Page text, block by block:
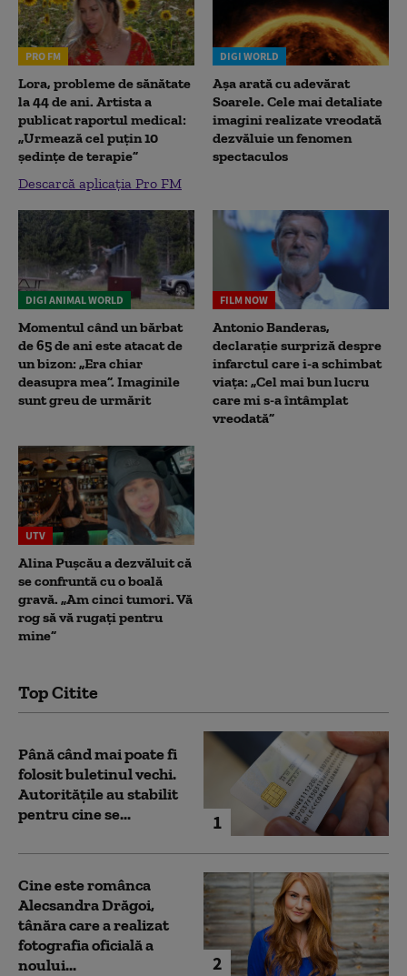
PRO FM
Lora, probleme de sănătate
la 44 de ani. Artista a
publicat raportul medical:
„Urmează cel puțin 10
ședințe de terapie”
Descarcă aplicația Pro FM
DIGI WORLD
Așa arată cu adevărat
Soarele. Cele mai detaliate
imagini realizate vreodată
dezvăluie un fenomen
spectaculos
DIGI ANIMAL WORLD
Momentul când un bărbat
de 65 de ani este atacat de
un bizon: „Era chiar
deasupra mea”. Imaginile
sunt greu de urmărit
FILM NOW
Antonio Banderas,
declarație surpriză despre
infarctul care i-a schimbat
viața: „Cel mai bun lucru
care mi s-a întâmplat
vreodată”
UTV
Alina Pușcău a dezvăluit că
se confruntă cu o boală
gravă. „Am cinci tumori. Vă
rog să vă rugați pentru
mine”
Top Citite
1
Până când mai poate fi
folosit buletinul vechi.
Autoritățile au stabilit
pentru cine se...
2
Cine este românca
Alecsandra Drăgoi,
tânăra care a realizat
fotografia oficială a
noului...